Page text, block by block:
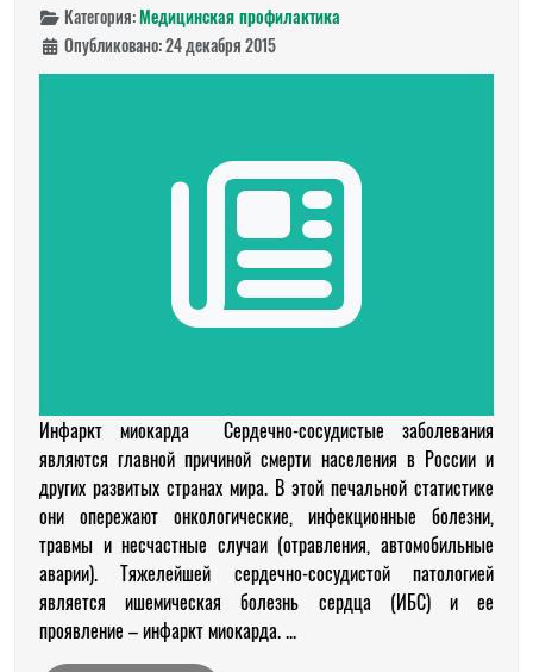
Категория:Медицинская профилактика
Опубликовано: 24 декабря 2015
Инфаркт миокарда Сердечно-сосудистые заболевания
являются главной причиной смерти населения в России и
других развитых странах мира. В этой печальной статистике
они опережают онкологические, инфекционные болезни,
травмы и несчастные случаи (отравления, автомобильные
аварии). Тяжелейшей сердечно-сосудистой патологией
является ишемическая болезнь сердца (ИБС) и ее
проявление – инфаркт миокарда. ...